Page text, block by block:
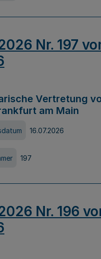
Nr. 197
Vertretung
am Main
16.07.2026
197
Nr. 196